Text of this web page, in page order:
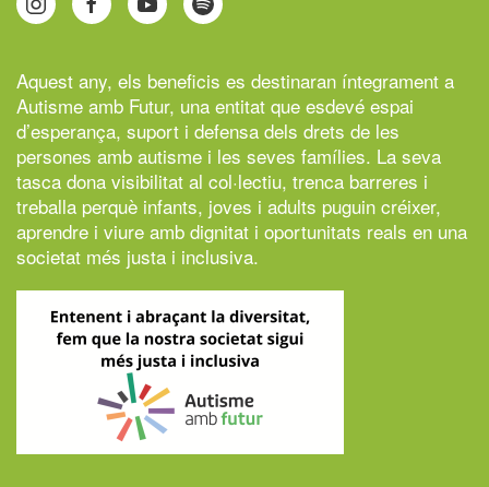
Aquest any, els beneficis es destinaran íntegrament a
Autisme amb Futur, una entitat que esdevé espai
d’esperança, suport i defensa dels drets de les
persones amb autisme i les seves famílies. La seva
tasca dona visibilitat al col·lectiu, trenca barreres i
treballa perquè infants, joves i adults puguin créixer,
aprendre i viure amb dignitat i oportunitats reals en una
societat més justa i inclusiva.